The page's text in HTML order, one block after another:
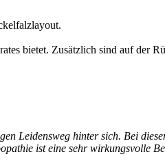
bietet. Zusätzlich sind auf der
Leidensweg hinter sich. Bei
ist eine sehr wirkungsvolle